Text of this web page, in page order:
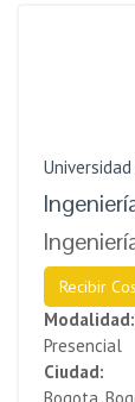
Universidad
Recibir
Modalidad:
Presencial
Ciudad: